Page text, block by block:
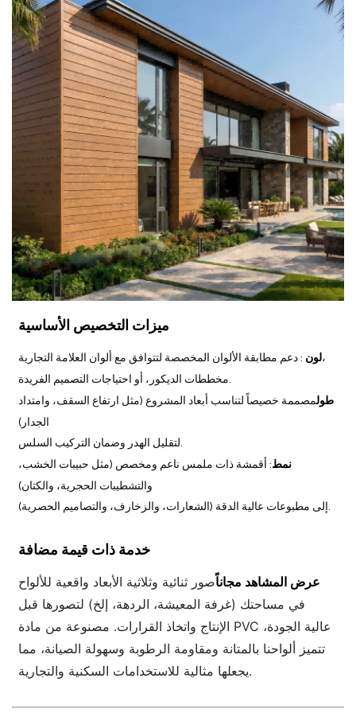
ميزات التخصيص الأساسية
لون: دعم مطابقة الألوان المخصصة لتتوافق مع ألوان العلامة التجارية،
طولمصممة خصيصاً لتناسب أبعاد المشروع (مثل ارتفاع السقف، وامتداد
الجدار)
نمط: أقمشة ذات ملمس ناعم ومخصص (مثل حبيبات الخشب،
والتشطيبات الحجرية، والكتان)
خدمة ذات قيمة مضافة
عرض المشاهد مجاناًصور ثنائية وثلاثية الأبعاد واقعية للألواح
في مساحتك (غرفة المعيشة، الردهة، إلخ) لتصورها قبل
الإنتاج واتخاذ القرارات. مصنوعة من مادة PVC عالية الجودة،
تتميز ألواحنا بالمتانة ومقاومة الرطوبة وسهولة الصيانة، مما
يجعلها مثالية للاستخدامات السكنية والتجارية.